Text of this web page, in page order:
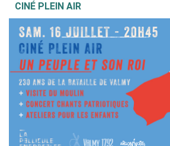
CINÉ PLEIN AIR